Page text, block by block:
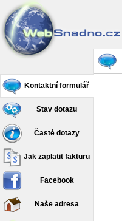
Kontaktní formulář
Stav dotazu
Časté dotazy
Jak zaplatit fakturu
Facebook
Naše adresa